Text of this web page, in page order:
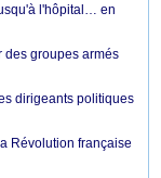
l'hôpital… en
des groupes armés
dirigeants politiques
Révolution française